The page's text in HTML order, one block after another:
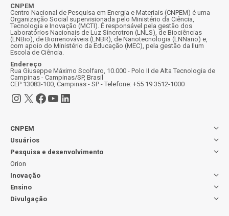
CNPEM
Centro Nacional de Pesquisa em Energia e Materiais (CNPEM) é uma
Organização Social supervisionada pelo Ministério da Ciência,
Tecnologia e Inovação (MCTI). É responsável pela gestão dos
Laboratórios Nacionais de Luz Síncrotron (LNLS), de Biociências
(LNBio), de Biorrenováveis (LNBR), de Nanotecnologia (LNNano) e,
com apoio do Ministério da Educação (MEC), pela gestão da Ilum
Escola de Ciência.
Endereço
Rua Giuseppe Máximo Scolfaro, 10.000 - Polo II de Alta Tecnologia de
Campinas - Campinas/SP, Brasil
CEP 13083-100, Campinas - SP - Telefone: +55 19 3512-1000
Instagram
X Facebook
Youtube
LinkedIn
CNPEM
Usuários
Pesquisa e desenvolvimento
Orion
Inovação
Ensino
Divulgação